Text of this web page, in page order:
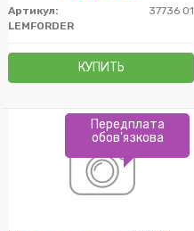
Артикул:
37736 01
LEMFORDER
КУПИТЬ
Передплата
обов'язкова